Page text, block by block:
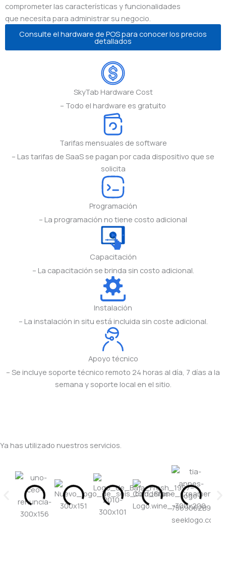
comprometer las características y funcionalidades
que necesita para administrar su negocio.
Consulte el hardware de POS para conocer los precios
detallados
SkyTab Hardware Cost
– Todo el hardware es gratuito
Tarifas mensuales de software
– Las tarifas de SaaS se pagan por cada dispositivo que se
solicita
Programación
– La programación no tiene costo adicional
Capacitación
– La capacitación se brinda sin costo adicional.
Instalación
– La instalación in situ está incluida sin coste adicional.
Apoyo técnico
– Se incluye soporte técnico remoto 24 horas al día, 7 días a la
semana y soporte local en el sitio.
Ya has utilizado nuestros servicios.